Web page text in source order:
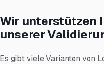
Wir unterstützen
unserer
Es gibt viele Varianten von